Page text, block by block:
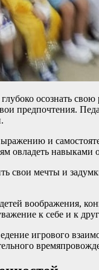
осознать
предпочтения.
и
овладеть
свои мечты и
воображения,
к себе и к
игрового